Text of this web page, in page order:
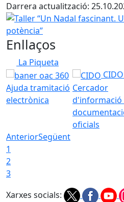
Darrera actualització:
Taller “Un Nadal fascinant. Un
Enllaços
La Piqueta
Ajuda tramitació
electrònica
Cercador
d'informació
oficials
AnteriorSegüent
1
2
3
Xarxes socials: